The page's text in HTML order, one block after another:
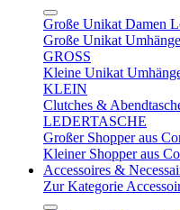
Große Unikat Damen
Große Unikat
GROSS
Kleine Unikat
KLEIN
Clutches &
LEDERTASCHE
Großer Shopper aus
Kleiner Shopper aus
Accessoires &
Zur Kategorie